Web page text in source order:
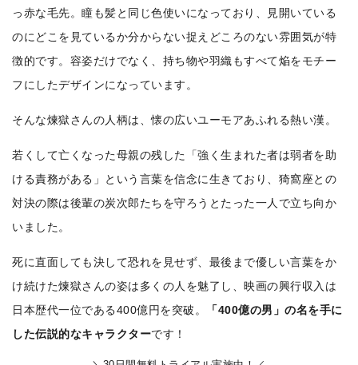
っ赤な毛先。瞳も髪と同じ色使いになっており、見開いている
のにどこを見ているか分からない捉えどころのない雰囲気が特
徴的です。容姿だけでなく、持ち物や羽織もすべて焔をモチー
フにしたデザインになっています。
そんな煉獄さんの人柄は、懐の広いユーモアあふれる熱い漢。
若くして亡くなった母親の残した「強く生まれた者は弱者を助
ける責務がある」という言葉を信念に生きており、猗窩座との
対決の際は後輩の炭次郎たちを守ろうとたった一人で立ち向か
いました。
死に直面しても決して恐れを見せず、最後まで優しい言葉をか
け続けた煉獄さんの姿は多くの人を魅了し、映画の興行収入は
日本歴代一位である400億円を突破。
「400億の男」の名を手に
した伝説的なキャラクターです！